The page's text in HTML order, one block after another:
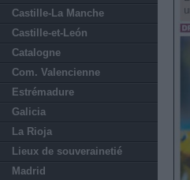
Castille-La Manche
Castille-et-León
Catalogne
Com. Valencienne
Estrémadure
Galicia
La Rioja
Lieux de souverainetié
Madrid